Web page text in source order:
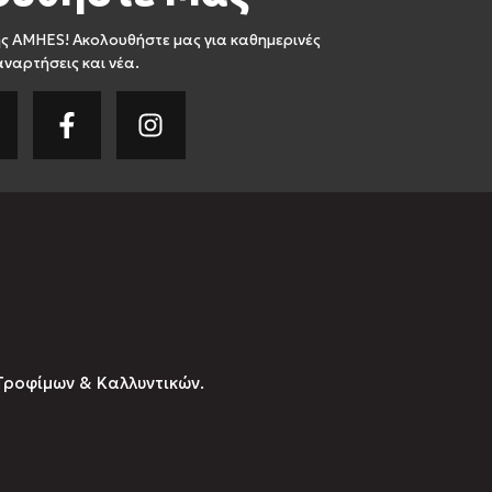
AMHES! Ακολουθήστε μας για καθημερινές
και νέα.
& Καλλυντικών.